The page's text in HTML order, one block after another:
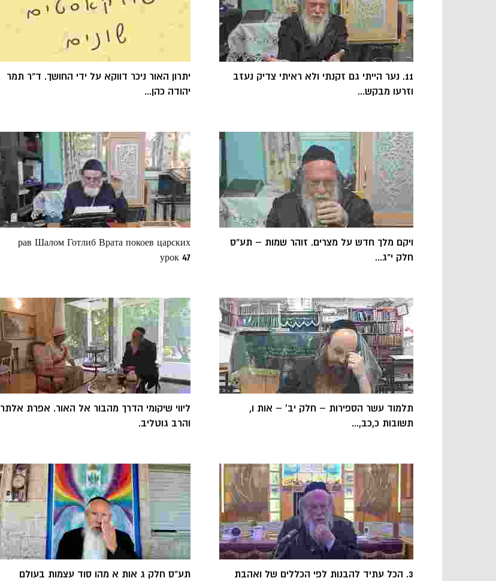
יתרון האור ניכר דווקא על ידי החושך. ד"ר תמר
יהודה כהן...
11. נער הייתי גם זקנתי ולא ראיתי צדיק נעזב
וזרעו מבקש...
рав Шалом Готлиб Врата покоев царских
урок 47
ויקם מלך חדש על מצרים. זוהר שמות – תע"ס
חלק י"ג...
ליווי שיקומי הדרך מהבור אל האור. אפרת אלתר
והרב גוטליב.
תלמוד עשר הספירות – חלק יב' – אות ו,
תשובות כ,כב,...
תע"ס חלק ג אות א מהו סוד עצמות בעולם
3. הכל עתיד להבנות לפי הכללים של ואהבת